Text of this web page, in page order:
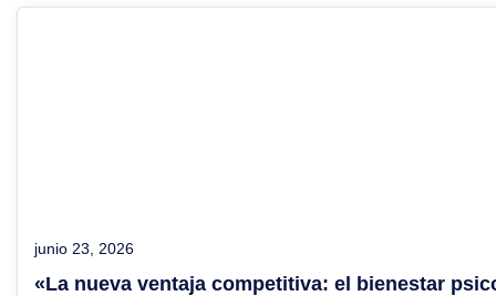
junio 23, 2026
«La nueva ventaja competitiva: el bienestar